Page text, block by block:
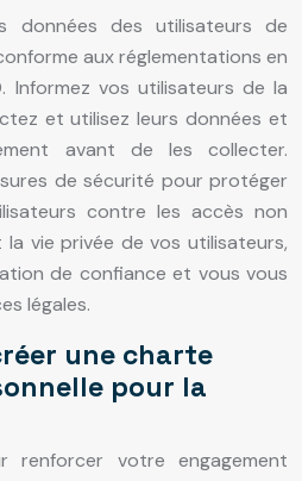
données des utilisateurs de
aux réglementations en
Informez vos utilisateurs de la
et utilisez leurs données et
avant de les collecter.
de sécurité pour protéger
contre les accès non
vie privée de vos utilisateurs,
de confiance et vous vous
légales.
une charte
pour la
renforcer votre engagement